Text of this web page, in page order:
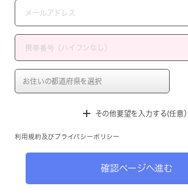
その他要望を入力する(任意）
利用規約 及び プライバシーポリシー
確認ページへ進む